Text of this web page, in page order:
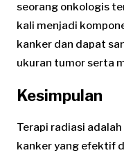
seorang onkologis
kali menjadi
kanker dan dapat
ukuran tumor serta
Kesimpulan
Terapi radiasi
kanker yang efektif